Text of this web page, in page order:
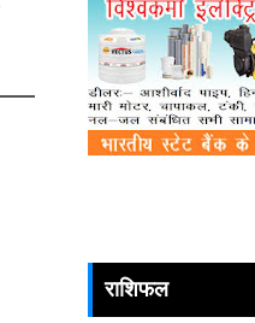
राशिफल